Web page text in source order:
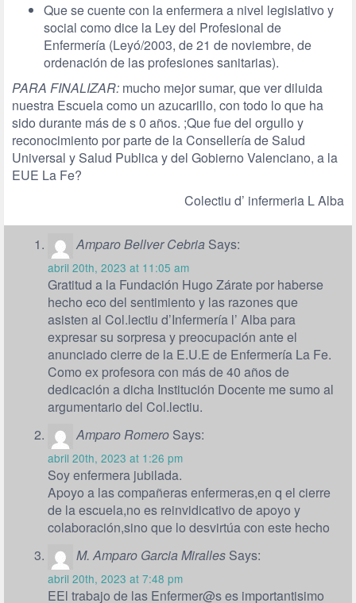
Que se cuente con la enfermera a nivel legislativo y
social como dice la Ley del Profesional de
Enfermería (Leyó/2003, de 21 de noviembre, de
ordenación de las profesiones sanitarias).
PARA FINALIZAR: mucho mejor sumar, que ver diluida
nuestra Escuela como un azucarillo, con todo lo que ha
sido durante más de s 0 años. ;Que fue del orgullo y
reconocimiento por parte de la Consellería de Salud
Universal y Salud Publica y del Gobierno Valenciano, a la
EUE La Fe?
Colectiu d’ infermeria L Alba
Amparo Bellver Cebria Says:
abril 20th, 2023 at 11:05 am
Gratitud a la Fundación Hugo Zárate por haberse
hecho eco del sentimiento y las razones que
asisten al Col.lectiu d’Infermería l’ Alba para
expresar su sorpresa y preocupación ante el
anunciado cierre de la E.U.E de Enfermería La Fe.
Como ex profesora con más de 40 años de
dedicación a dicha Institución Docente me sumo al
argumentario del Col.lectiu.
Amparo Romero Says:
abril 20th, 2023 at 1:26 pm
Soy enfermera jubilada.
Apoyo a las compañeras enfermeras,en q el cierre
de la escuela,no es reinvidicativo de apoyo y
colaboración,sino que lo desvirtúa con este hecho
M. Amparo Garcia Miralles Says:
abril 20th, 2023 at 7:48 pm
EEl trabajo de las Enfermer@s es importantisimo